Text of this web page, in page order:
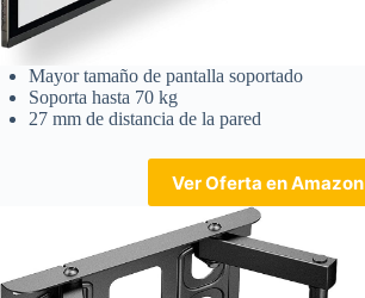
Mayor tamaño de pantalla soportado
Soporta hasta 70 kg
27 mm de distancia de la pared
Ver Oferta en Amazon